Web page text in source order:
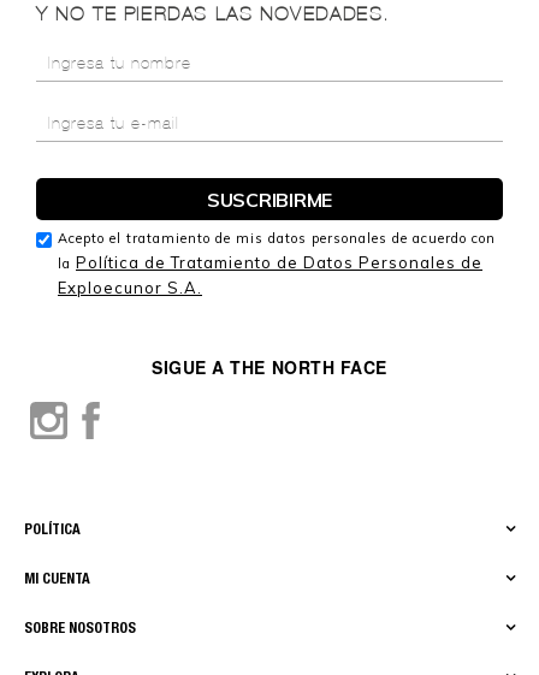
SOBRE NOSOTROS
MI CUENTA
POLÍTICA
SIGUE A THE NORTH FACE
Y NO TE PIERDAS LAS NOVEDADES.
Acepto el tratamiento de mis datos personales de acuerdo con
la Política de Tratamiento de Datos Personales de
Exploecunor S.A.